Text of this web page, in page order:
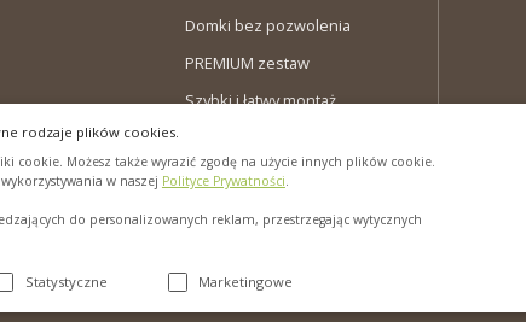
& Gwarancja
Domki bez pozwolenia
PREMIUM zestaw
Szybki i łatwy montaż
rodzaje plików cookies.
cookie. Możesz także wyrazić zgodę na użycie innych plików cookie.
w naszej Polityce Prywatności.
do personalizowanych reklam, przestrzegając wytycznych
Statystyczne Marketingowe